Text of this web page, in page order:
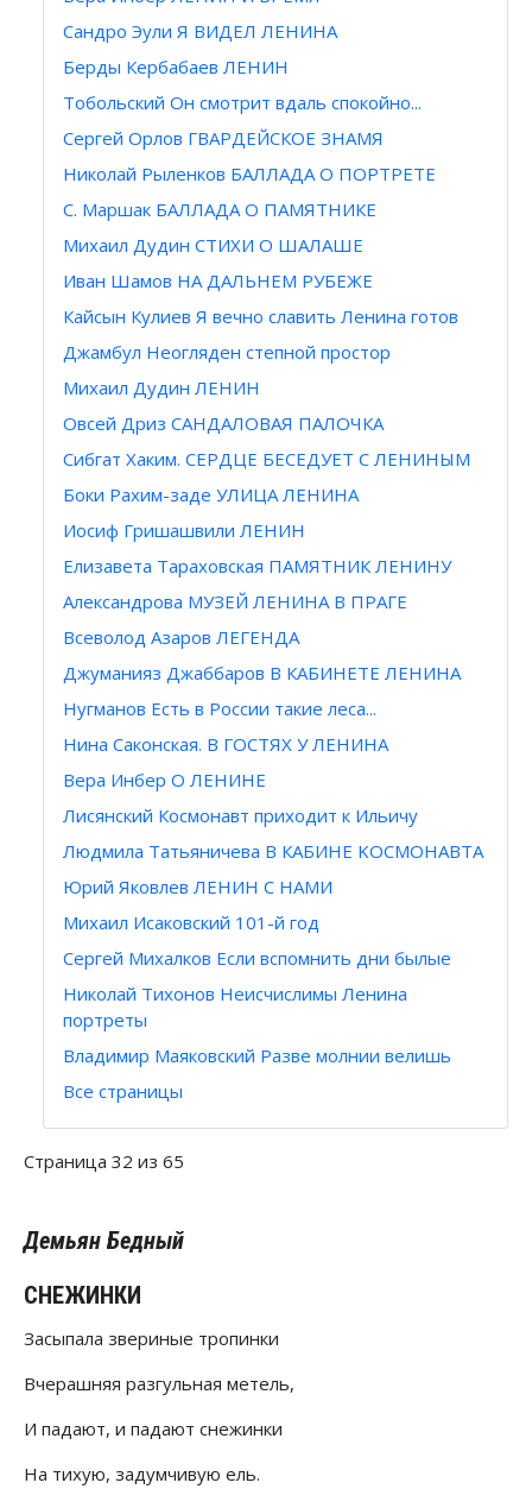
Сандро Эули Я ВИДЕЛ ЛЕНИНА
Берды Кербабаев ЛЕНИН
Тобольский Он смотрит вдаль спокойно...
Сергей Орлов ГВАРДЕЙСКОЕ ЗНАМЯ
Николай Рыленков БАЛЛАДА О ПОРТРЕТЕ
С. Maршак БАЛЛАДА О ПАМЯТНИКЕ
Михаил Дудин СТИХИ О ШАЛАШЕ
Иван Шамов НА ДАЛЬНЕМ РУБЕЖЕ
Кайсын Кулиев Я вечно славить Ленина готов
Джамбул Неогляден степной простор
Михаил Дудин ЛЕНИН
Овсей Дриз САНДАЛОВАЯ ПАЛОЧКА
Сибгат Хаким. СЕРДЦЕ БЕСЕДУЕТ С ЛЕНИНЫМ
Боки Рахим-заде УЛИЦА ЛЕНИНА
Иосиф Гришашвили ЛЕНИН
Елизавета Тараховская ПАМЯТНИК ЛЕНИНУ
Александрова МУЗЕЙ ЛЕНИНА В ПРАГЕ
Всеволод Азаров ЛЕГЕНДА
Джуманияз Джаббаров В КАБИНЕТЕ ЛЕНИНА
Нугманов Есть в России такие леса...
Hина Саконская. В ГОСТЯХ У ЛЕНИНА
Вера Инбер О ЛЕНИНЕ
Лисянский Космонавт приходит к Ильичу
Людмила Татьяничева В КАБИНЕ KOCMOHAВТA
Юрий Яковлев ЛЕНИН С НАМИ
Михаил Исаковский 101-й год
Сергей Михалков Если вспомнить дни былые
Николай Тихонов Неисчислимы Ленина
портреты
Владимир Маяковский Разве молнии велишь
Все страницы
Страница 32 из 65
Демьян Бедный
СНЕЖИНКИ
Засыпала звериные тропинки
Вчерашняя разгульная метель,
И падают, и падают снежинки
На тихую, задумчивую ель.